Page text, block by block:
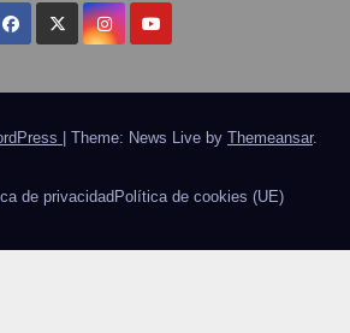
Theme: News Live by Themeansar.
de privacidadPolítica de cookies (UE)